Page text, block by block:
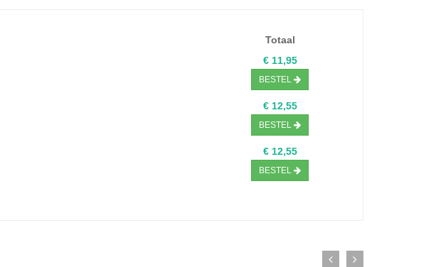
Totaal
€ 11,95
BESTEL
€ 12,55
BESTEL
€ 12,55
BESTEL